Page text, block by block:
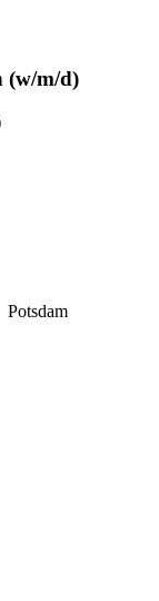
(w/m/d)
Potsdam